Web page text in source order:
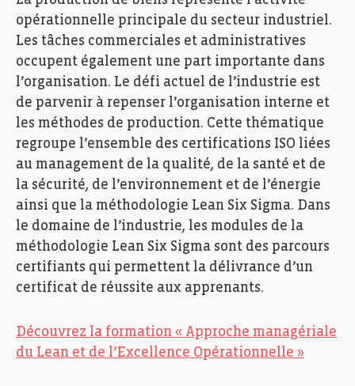
opérationnelle principale du secteur industriel.
Les tâches commerciales et administratives
occupent également une part importante dans
l’organisation. Le défi actuel de l’industrie est
de parvenir à repenser l’organisation interne et
les méthodes de production. Cette thématique
regroupe l’ensemble des certifications ISO liées
au management de la qualité, de la santé et de
la sécurité, de l’environnement et de l’énergie
ainsi que la méthodologie Lean Six Sigma. Dans
le domaine de l’industrie, les modules de la
méthodologie Lean Six Sigma sont des parcours
certifiants qui permettent la délivrance d’un
certificat de réussite aux apprenants.
Découvrez la formation « Approche managériale
du Lean et de l’Excellence Opérationnelle »